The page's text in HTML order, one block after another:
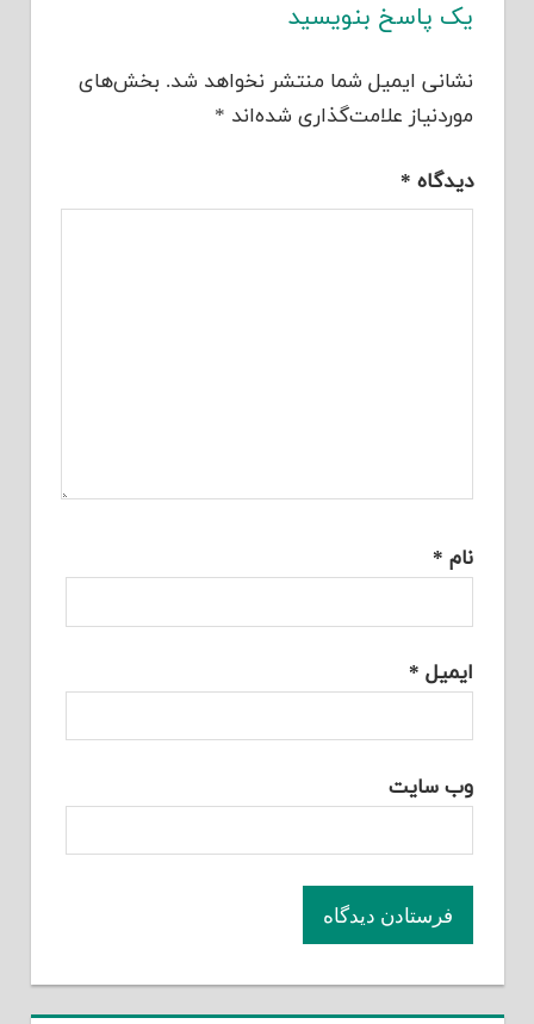
یک پاسخ بنویسید
نشانی ایمیل شما منتشر نخواهد شد. بخش‌های
موردنیاز علامت‌گذاری شده‌اند *
دیدگاه *
نام *
ایمیل *
وب‌ سایت